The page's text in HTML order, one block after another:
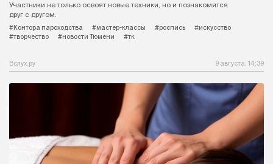
Участники не только освоят новые техники, но и познакомятся
друг с другом.
#Контора пароходства
#мастер-классы #роспись
#искусство
#творчество
#новости Тюмени #тк
Вслух.ру 9 августа, 14:39